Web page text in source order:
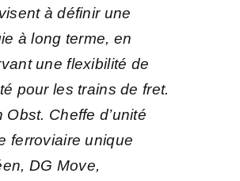
à définir une
à long terme, en
une flexibilité de
pour les trains de fret.
Obst. Cheffe d’unité
ferroviaire unique
DG Move,